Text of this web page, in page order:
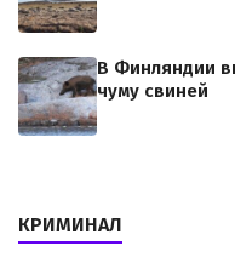
В Финляндии
чуму свиней
КРИМИНАЛ